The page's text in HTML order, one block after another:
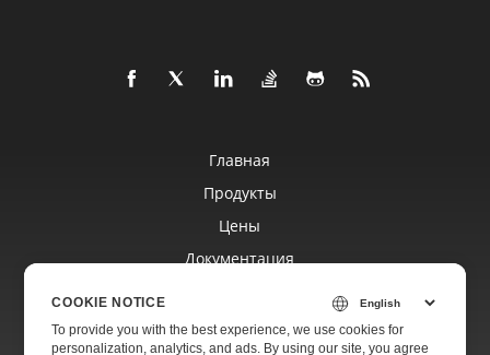
Главная
Продукты
Цены
Документация
COOKIE NOTICE
To provide you with the best experience, we use cookies for
personalization, analytics, and ads. By using our site, you agree